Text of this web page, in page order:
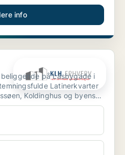
info
på Låsbygade i
Latinerkvarter
Koldinghus og byens